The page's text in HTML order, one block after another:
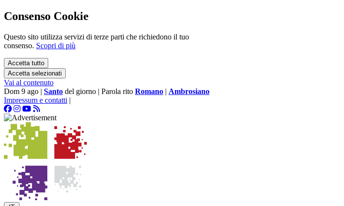
Consenso Cookie
Questo sito utilizza servizi di terze parti che richiedono il tuo
consenso. Scopri di più
Accetta tutto
Accetta selezionati
Vai al contenuto
Dom 9 ago | Santo del giorno | Parola rito Romano | Ambrosiano
Impressum e contatti |